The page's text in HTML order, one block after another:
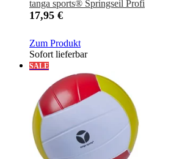
tanga sports® Springseil Profi
17,95 €
Zum Produkt
Sofort lieferbar
SALE